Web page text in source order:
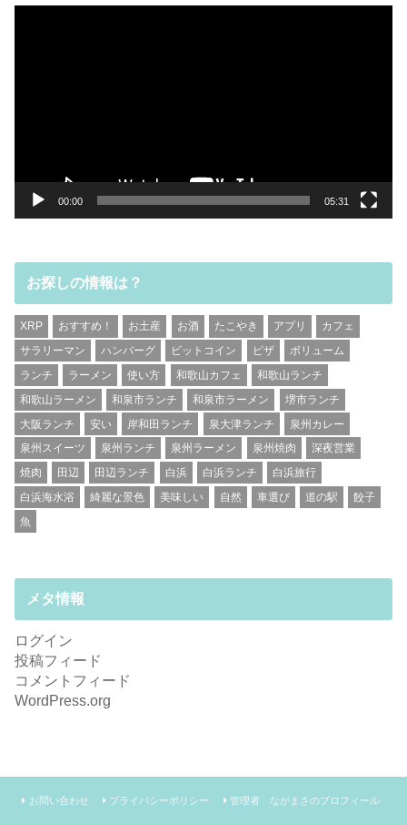
00:00 05:31
お探しの情報は？
XRP おすすめ！ お土産 お酒 たこやき アプリ
カフェ
サラリーマン
ハンバーグ ビットコイン ピザ
ボリューム
ランチ
ラーメン 使い方 和歌山カフェ
和歌山ランチ
和歌山ラーメン
和泉市ランチ 和泉市ラーメン
堺市ランチ
大阪ランチ
安い 岸和田ランチ 泉大津ランチ
泉州カレー
泉州スイーツ
泉州ランチ 泉州ラーメン 泉州焼肉
深夜営業
焼肉
田辺 田辺ランチ 白浜 白浜ランチ
白浜旅行
白浜海水浴
綺麗な景色 美味しい 自然 車選び 道の駅
餃子
魚
メタ情報
ログイン
投稿フィード
コメントフィード
WordPress.org
お問い合わせ プライバシーポリシー 管理者 ながまさのプロフィール